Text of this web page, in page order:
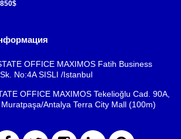
OFFICE MAXIMOS Fatih Business
No:4A SISLI /Istanbul
OFFICE MAXIMOS Tekelioğlu Cad. 90A,
Antalya Terra City Mall (100m)